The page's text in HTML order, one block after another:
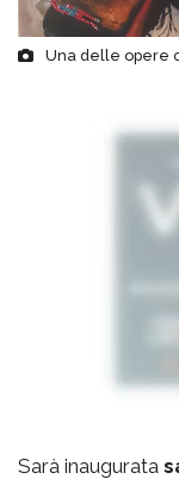
Una delle opere
Sarà inaugurata